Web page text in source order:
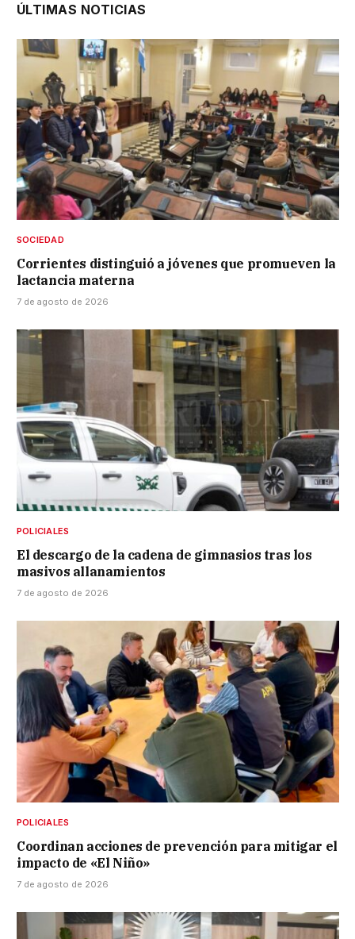
ÚLTIMAS NOTICIAS
SOCIEDAD
Corrientes distinguió a jóvenes que promueven la
lactancia materna
7 de agosto de 2026
POLICIALES
El descargo de la cadena de gimnasios tras los
masivos allanamientos
7 de agosto de 2026
POLICIALES
Coordinan acciones de prevención para mitigar el
impacto de «El Niño»
7 de agosto de 2026